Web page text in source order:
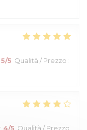
5/5 Qualità / Prezzo :
: 4/5 Qualità / Prezzo